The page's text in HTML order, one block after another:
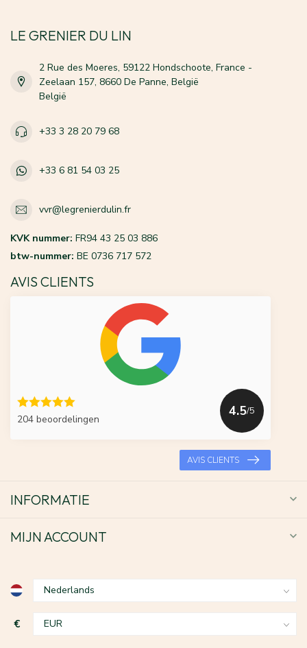
LE GRENIER DU LIN
2 Rue des Moeres, 59122 Hondschoote, France -
Zeelaan 157, 8660 De Panne, België
België
+33 3 28 20 79 68
+33 6 81 54 03 25
vvr@legrenierdulin.fr
KVK nummer: FR94 43 25 03 886
btw-nummer: BE 0736 717 572
AVIS CLIENTS
204 beoordelingen
4.5/5
AVIS CLIENTS
INFORMATIE
MIJN ACCOUNT
€